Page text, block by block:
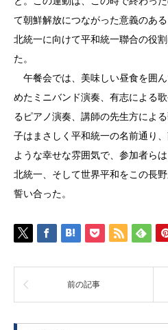
て朝鮮解放につながった意義のあ
北統一に向けて平和統一聯合の役
た。
午餐会では、美味しい昼食を囲
めたミニバンド演奏、有志による
るピアノ演奏、講師の先生方によ
子はまさしく平和統一の名前通り
ような幸せな雰囲気で、参加者ら
北統一、そして世界平和をこの長
誓い合った。
前の記事